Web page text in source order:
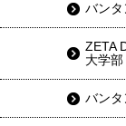
バン
ZETA
大学部
バン